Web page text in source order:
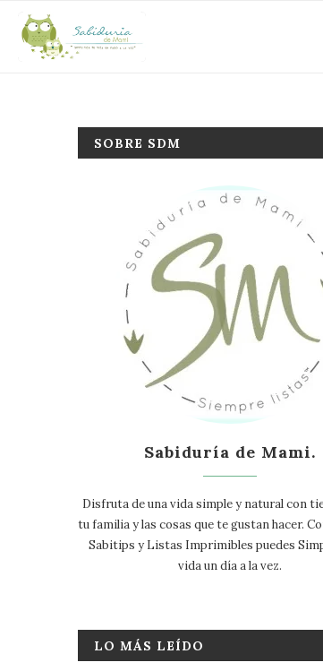
SOBRE SDM
Sabiduría de Mami.
Disfruta de una vida simple y natural con
tu familia y las cosas que te gustan hacer.
Sabitips y Listas Imprimibles puedes
vida un día a la vez.
LO MÁS LEÍDO